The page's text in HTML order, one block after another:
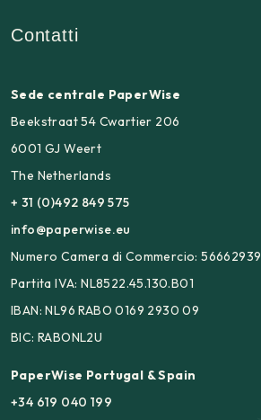
Contatti
Sede centrale PaperWise
Beekstraat 54 Cwartier 206
6001 GJ Weert
The Netherlands
+ 31 (0)492 849 575
info@paperwise.eu
Numero Camera di Commercio: 56662939
Partita IVA: NL8522.45.130.B01
IBAN: NL96 RABO 0169 2930 09
BIC: RABONL2U
PaperWise Portugal & Spain
+34 619 040 199